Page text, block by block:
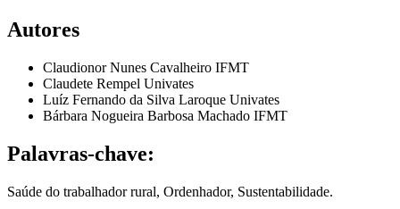
Autores
Claudionor Nunes Cavalheiro IFMT
Claudete Rempel Univates
Luíz Fernando da Silva Laroque Univates
Bárbara Nogueira Barbosa Machado IFMT
Palavras-chave:
Saúde do trabalhador rural, Ordenhador, Sustentabilidade.